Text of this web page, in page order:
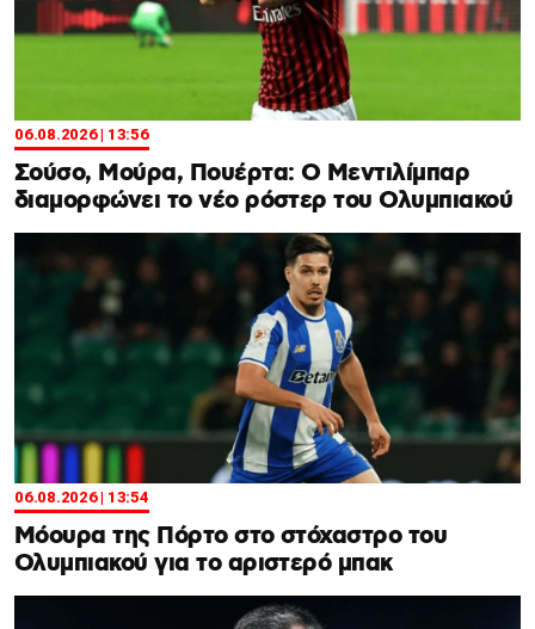
06.08.2026 | 13:56
Σούσο, Μούρα, Πουέρτα: Ο Μεντιλίμπαρ
διαμορφώνει το νέο ρόστερ του Ολυμπιακού
06.08.2026 | 13:54
Μόουρα της Πόρτο στο στόχαστρο του
Ολυμπιακού για το αριστερό μπακ